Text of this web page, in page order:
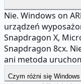
Nie. Windows on
urządzeń
Snapdragon X,
Snapdragon 8cx.
ani metoda
Czym różni się